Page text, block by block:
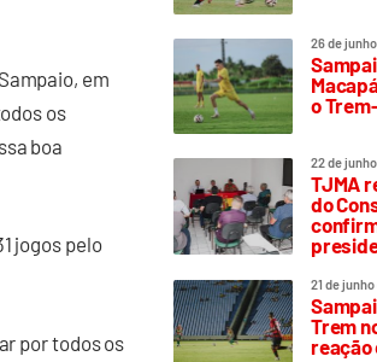
em
os
boa
jogos pelo
por todos os
26 de
o
22 de
TJMA
do
21 de
Trem
reação